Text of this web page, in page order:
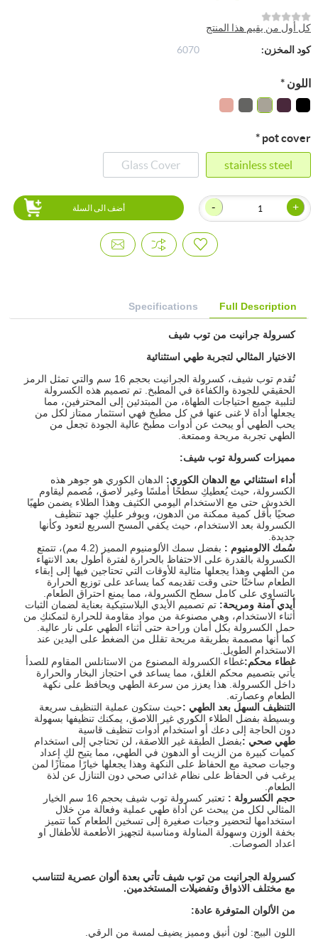
كل أول من يقيم هذا المنتج
كود المخزن:
6070
اللون *
pot cover
*
stainless steel
Glass Cover
+
- أضف الى السلة
Full Description
Specifications
كسرولة جرانيت من توب شيف
الاختيار المثالي لتجربة طهي استثنائية
تُقدم توب شيف، كسرولة الجرانيت بحجم 16 سم والتي تمثل الرمز
الحقيقي للجودة والكفاءة في المطبخ. تم تصميم هذه الكسرولة
لتلبية جميع احتياجات الطهاة، من المبتدئين إلى المحترفين، مما
يجعلها أداة لا غنى عنها في كل مطبخ فهي استثمار ممتاز لكل من
يحب الطهي أو يبحث عن أدوات مطبخ عالية الجودة تجعل من
الطهي تجربة مريحة وممتعة.
مميزات كسرولة توب شيف:
أداء استثنائي مع الدهان الكوري: الدهان الكوري هو جوهر هذه
الكسرولة، حيث يُعطيكِ سطحًا أملسًا وغير لاصق، مُصمم ليقاوم
الخدوش حتى مع الاستخدام اليومي الكثيف وهذا الطلاء يضمن طهيًا
صحيًا بأقل كمية ممكنة من الدهون، ويوفر عليكِ جهد تنظيف
الكسرولة بعد الاستخدام، حيث يكفي المسح السريع لتعود وكأنها
جديدة.
سُمك الالومنيوم :
بفضل سمك الألومنيوم المميز (4.2 مم)، تتمتع
الكسرولة بالقدرة على الاحتفاظ بالحرارة لفترة أطول بعد الانتهاء
من الطهي وهذا يجعلها مثالية للأوقات التي تحتاجين فيها إلى إبقاء
الطعام ساخنًا حتى وقت تقديمه كما يساعد على توزيع الحرارة
بالتساوي على كامل سطح الكسرولة، مما يمنع احتراق الطعام.
أيدي آمنة ومريحة: تم تصميم الأيدي البلاستيكية بعناية لضمان الثبات
أثناء الاستخدام، وهي مصنوعة من مواد مقاومة للحرارة لتمكنكِ من
حمل الكسرولة بكل أمان وراحة حتى أثناء الطهي على نار عالية.
كما أنها مصممة بطريقة مريحة تقلل من الضغط على اليدين عند
الاستخدام الطويل.
غطاء محكم:غطاء الكسرولة المصنوع من الاستانلس المقاوم للصدأ
يأتي بتصميم محكم الغلق، مما يساعد في احتجاز البخار والحرارة
داخل الكسرولة. هذا يعزز من سرعة الطهي ويحافظ على نكهة
الطعام وعصارته.
التنظيف السهل بعد الطهي :حيث ستكون عملية التنظيف سريعة
وبسيطة بفضل الطلاء الكوري غير اللاصق، يمكنك تنظيفها بسهولة
دون الحاجة إلى دعك أو استخدام أدوات تنظيف قاسية
طهي صحي :بفضل الطبقة غير اللاصقة، لن تحتاجي إلى استخدام
كميات كبيرة من الزيت أو الدهون في الطهي، مما يتيح لكِ إعداد
وجبات صحية مع الحفاظ على النكهة وهذا يجعلها خيارًا ممتازًا لمن
يرغب في الحفاظ على نظام غذائي صحي دون التنازل عن لذة
الطعام.
حجم الكسرولة :
تعتبر كسرولة توب شيف بحجم 16 سم الخيار
المثالي لكل من يبحث عن أداة طهي عملية وفعالة من خلال
استخدامها لتحضير وجبات صغيرة إلى تسخين الطعام كما تتميز
بخفة الوزن وسهولة المناولة ومناسبة لتجهيز الأطعمة للأطفال او
اعداد الصوصات.
كسرولة الجرانيت من توب شيف تأتي بعدة ألوان عصرية لتتناسب
مع مختلف الاذواق وتفضيلات المستخدمين.
من الألوان المتوفرة عادة:
اللون البيج: لون أنيق ومميز يضيف لمسة من الرقي.